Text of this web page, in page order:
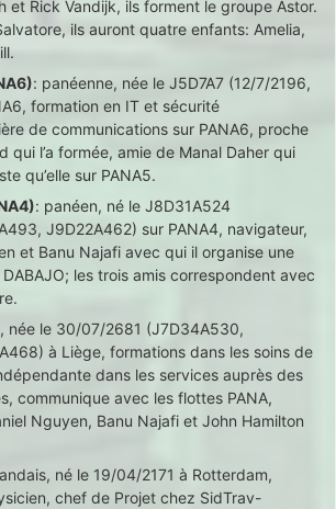
et Rick Vandijk, ils forment le groupe Astor.
ils auront quatre enfants: Amelia,
: panéenne, née le J5D7A7 (12/7/2196,
formation en IT et sécurité
de communications sur PANA6, proche
qui l’a formée, amie de Manal Daher qui
qu’elle sur PANA5.
: panéen, né le J8D31A524
J9D22A462) sur PANA4, navigateur,
et Banu Najafi avec qui il organise une
les trois amis correspondent avec
née le 30/07/2681 (J7D34A530,
à Liège, formations dans les soins de
dans les services auprès des
communique avec les flottes PANA,
Nguyen, Banu Najafi et John Hamilton
né le 19/04/2171 à Rotterdam,
chef de Projet chez SidTrav-